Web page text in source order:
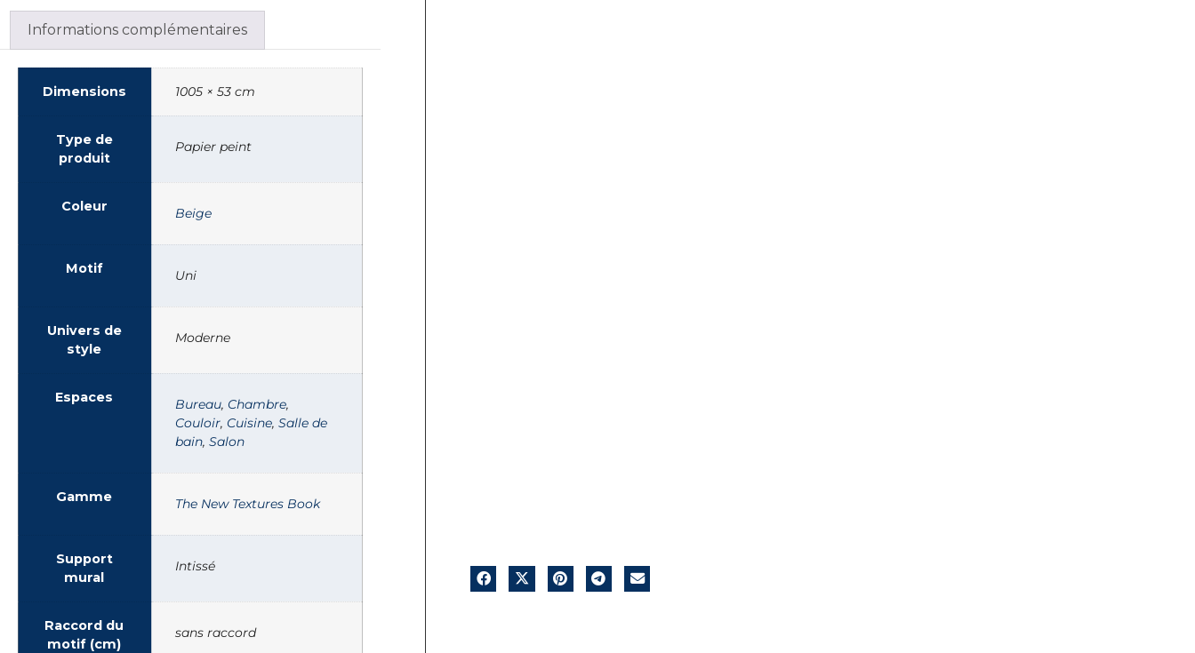
Informations complémentaires
Dimensions 1005 × 53 cm
Type de
produit
Papier peint
Coleur Beige
Motif Uni
Univers de
style
Moderne
Espaces Bureau, Chambre,
Couloir, Cuisine, Salle de
bain, Salon
Gamme The New Textures Book
Support
mural
Intissé
Raccord du
motif (cm)
sans raccord